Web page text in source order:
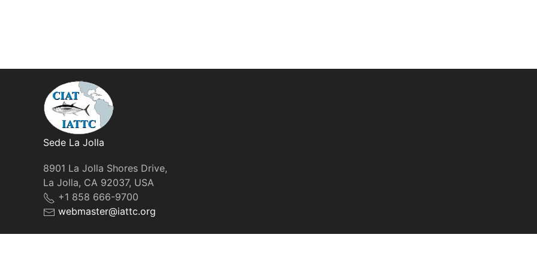
Sede La Jolla
8901 La Jolla Shores Drive,
La Jolla, CA 92037, USA
+1 858 666-9700
webmaster@iattc.org